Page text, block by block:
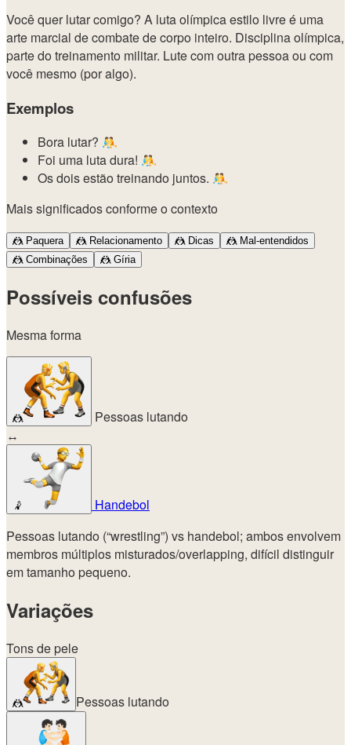
Você quer lutar comigo? A luta olímpica estilo livre é uma
arte marcial de combate de corpo inteiro. Disciplina olímpica,
parte do treinamento militar. Lute com outra pessoa ou com
você mesmo (por algo).
Exemplos
Bora lutar? 🤼
Foi uma luta dura! 🤼
Os dois estão treinando juntos. 🤼
Mais significados conforme o contexto
🤼Paquera 🤼Relacionamento 🤼Dicas 🤼Mal-entendidos
🤼Combinações 🤼Gíria
Possíveis confusões
Mesma forma
🤼
Pessoas lutando
↔
🤾
Handebol
Pessoas lutando (“wrestling”) vs handebol; ambos envolvem
membros múltiplos misturados/overlapping, difícil distinguir
em tamanho pequeno.
Variações
Tons de pele
🤼 Pessoas lutando